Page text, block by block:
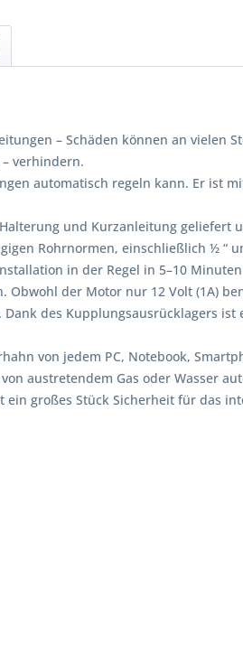
– Schäden können an vielen
– verhindern.
automatisch regeln kann. Er ist
und Kurzanleitung geliefert
Rohrnormen, einschließlich ½ “
in der Regel in 5–10
Obwohl der Motor nur 12 Volt (1A)
des Kupplungsausrücklagers ist
von jedem PC, Notebook,
austretendem Gas oder Wasser
großes Stück Sicherheit für das